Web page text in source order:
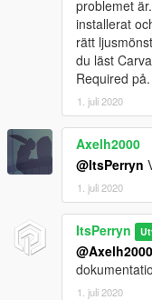
problemet
installerat
rätt
du läst
Required på.
1. juli 2020
Axelh2000
@ItsPerryn
1. juli 2020
ItsPerryn
@Axelh2000
1. juli 2020